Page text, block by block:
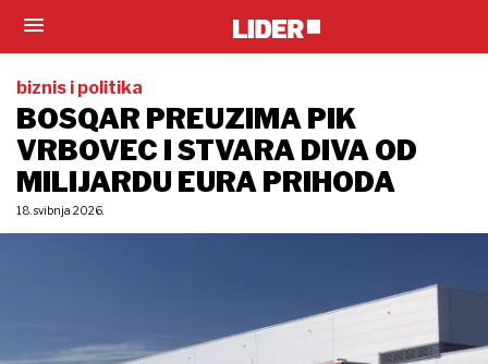
biznis i politika
BOSQAR PREUZIMA PIK
VRBOVEC I STVARA DIVA OD
MILIJARDU EURA PRIHODA
18. svibnja 2026.